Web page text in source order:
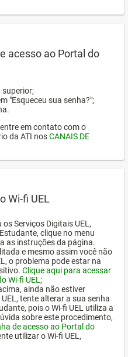
acesso ao Portal do
superior;
"Esqueceu sua senha?";
em contato com o
da ATI nosCANAIS DE
Wi-fi UEL
Serviços Digitais UEL,
clique no menu
as instruções da página.
e mesmo assim você não
o problema pode estar na
Clique aqui para acessar
Wi-fi UEL ;
ainda não estiver
tente alterar a sua senha
pois o Wi-fi UEL utiliza a
sobre este procedimento,
de acesso ao Portal do
utilizar o Wi-fi UEL,